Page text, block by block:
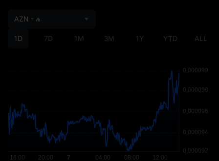
1D 7D 1M 3M 1Y YTD ALL
AZN - ₼